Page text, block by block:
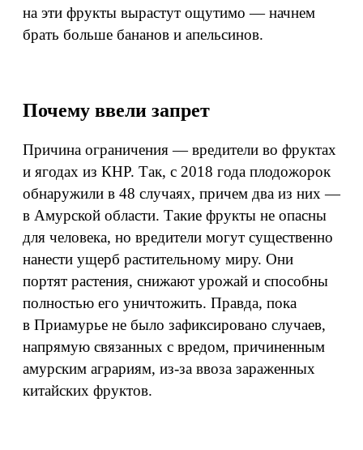
на эти фрукты вырастут ощутимо — начнем
брать больше бананов и апельсинов.
Почему ввели запрет
Причина ограничения — вредители во фруктах
и ягодах из КНР. Так, с 2018 года плодожорок
обнаружили в 48 случаях, причем два из них —
в Амурской области. Такие фрукты не опасны
для человека, но вредители могут существенно
нанести ущерб растительному миру. Они
портят растения, снижают урожай и способны
полностью его уничтожить. Правда, пока
в Приамурье не было зафиксировано случаев,
напрямую связанных с вредом, причиненным
амурским аграриям, из‑за ввоза зараженных
китайских фруктов.